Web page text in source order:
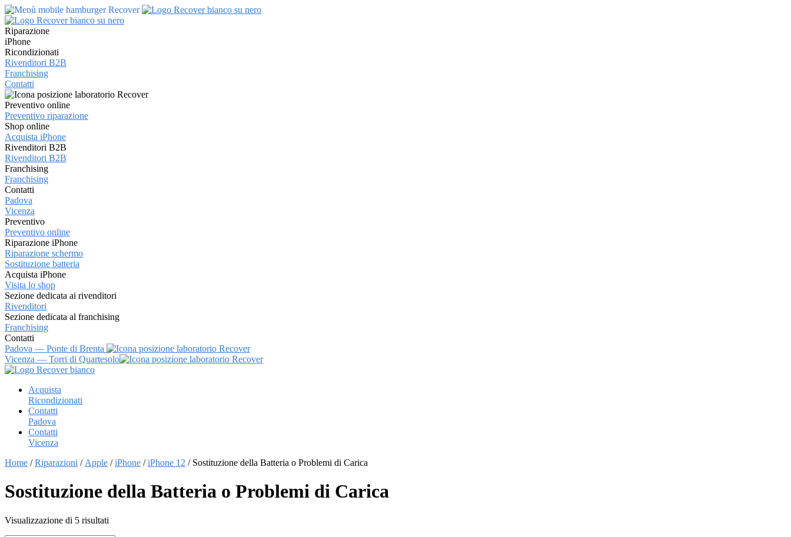
Riparazione
iPhone
Ricondizionati
Rivenditori B2B
Franchising
Contatti
Preventivo online
Preventivo riparazione
Shop online
Acquista iPhone
Rivenditori B2B
Rivenditori B2B
Franchising
Franchising
Contatti
Padova
Vicenza
Preventivo
Preventivo online
Riparazione iPhone
Riparazione schermo
Sostituzione batteria
Acquista iPhone
Visita lo shop
Sezione dedicata ai rivenditori
Rivenditori
Sezione dedicata al franchising
Franchising
Contatti
Padova — Ponte di Brenta
Vicenza — Torri di Quartesolo
Vai
contenutoAcquista
Ricondizionati
Contatti
Padova
Contatti
Vicenza
Home /Riparazioni / Apple /iPhone /iPhone 12 / Sostituzione della Batteria o Problemi di Carica
Sostituzione della Batteria o Problemi di Carica
Visualizzazione di 5 risultati